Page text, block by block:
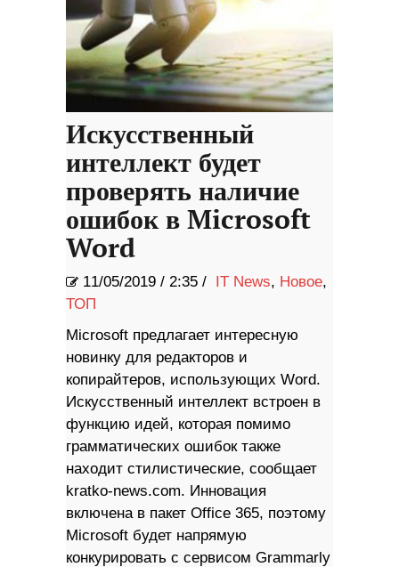
Искусственный
интеллект будет
проверять наличие
ошибок в Microsoft
Word
11/05/2019 / 2:35 / IT News, Новое,
ТОП
Microsoft предлагает интересную
новинку для редакторов и
копирайтеров, использующих Word.
Искусственный интеллект встроен в
функцию идей, которая помимо
грамматических ошибок также
находит стилистические, сообщает
kratko-news.com. Инновация
включена в пакет Office 365, поэтому
Microsoft будет напрямую
конкурировать с сервисом Grammarly